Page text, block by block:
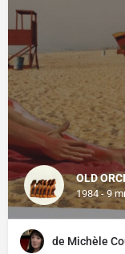
OLD
1984 - 9
de Michèle